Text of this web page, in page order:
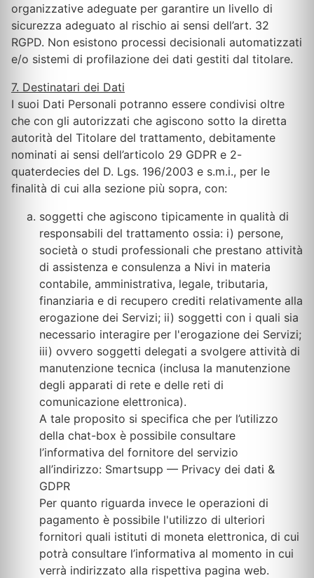
organizzative adeguate per garantire un livello di
sicurezza adeguato al rischio ai sensi dell’art. 32
RGPD. Non esistono processi decisionali automatizzati
e/o sistemi di profilazione dei dati gestiti dal titolare.
7. Destinatari dei Dati
I suoi Dati Personali potranno essere condivisi oltre
che con gli autorizzati che agiscono sotto la diretta
autorità del Titolare del trattamento, debitamente
nominati ai sensi dell’articolo 29 GDPR e 2-
quaterdecies del D. Lgs. 196/2003 e s.m.i., per le
finalità di cui alla sezione più sopra, con:
soggetti che agiscono tipicamente in qualità di
responsabili del trattamento ossia: i) persone,
società o studi professionali che prestano attività
di assistenza e consulenza a Nivi in materia
contabile, amministrativa, legale, tributaria,
finanziaria e di recupero crediti relativamente alla
erogazione dei Servizi; ii) soggetti con i quali sia
necessario interagire per l'erogazione dei Servizi;
iii) ovvero soggetti delegati a svolgere attività di
manutenzione tecnica (inclusa la manutenzione
degli apparati di rete e delle reti di
comunicazione elettronica).
A tale proposito si specifica che per l’utilizzo
della chat-box è possibile consultare
l’informativa del fornitore del servizio
all’indirizzo: Smartsupp — Privacy dei dati &
GDPR
Per quanto riguarda invece le operazioni di
pagamento è possibile l'utilizzo di ulteriori
fornitori quali istituti di moneta elettronica, di cui
potrà consultare l’informativa al momento in cui
verrà indirizzato alla rispettiva pagina web.